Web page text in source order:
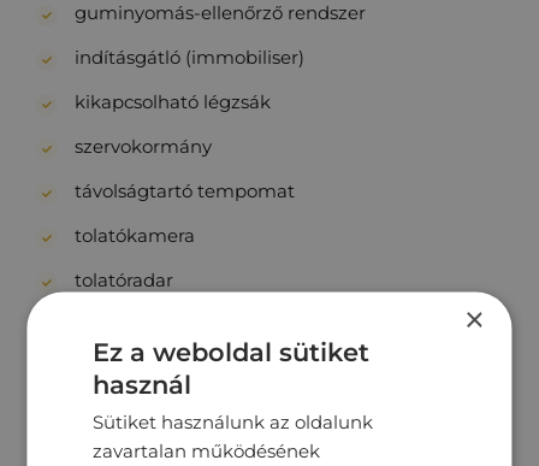
guminyomás-ellenőrző rendszer
indításgátló (immobiliser)
kikapcsolható légzsák
szervokormány
távolságtartó tempomat
tolatókamera
tolatóradar
visszagurulás-gátló
Beltér
×
Ez a weboldal sütiket
használ
Sütiket használunk az oldalunk
zavartalan működésének